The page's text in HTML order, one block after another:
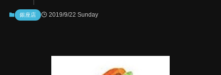
銀座店 2019/9/22 Sunday